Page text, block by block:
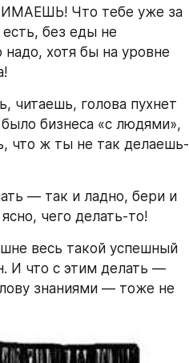
Что тебе уже за
без еды не
хотя бы на уровне
читаешь, голова пухнет
бизнеса «с людями»,
что ж ты не так делаешь-
— так и ладно, бери и
чего делать-то!
весь такой успешный
И что с этим делать —
знаниями — тоже не